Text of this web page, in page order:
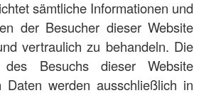
sämtliche Informationen und
der Besucher dieser Website
vertraulich zu behandeln. Die
Besuchs dieser Website
Daten werden ausschließlich in